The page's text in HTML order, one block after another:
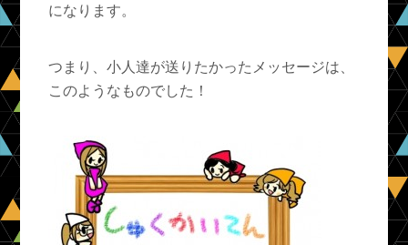
になります。
つまり、小人達が送りたかったメッセージは、
このようなものでした！